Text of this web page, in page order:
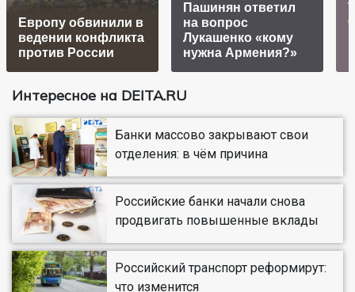
Европу обвинили в
ведении конфликта
против России
Пашинян ответил
на вопрос
Лукашенко «кому
нужна Армения?»
Интересное на DEITA.RU
Банки массово закрывают свои
отделения: в чём причина
Российские банки начали снова
продвигать повышенные вклады
Российский транспорт реформирут:
что изменится